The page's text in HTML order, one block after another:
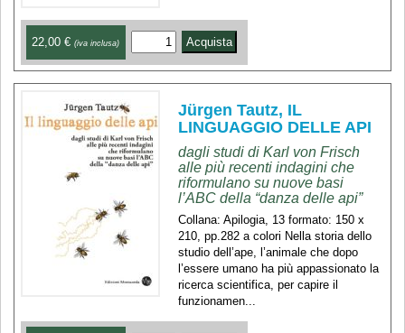
22,00 € (iva inclusa)
Jürgen Tautz, IL
LINGUAGGIO DELLE API
dagli studi di Karl von Frisch
alle più recenti indagini che
riformulano su nuove basi
l’ABC della “danza delle api”
Collana: Apilogia, 13 formato: 150 x
210, pp.282 a colori Nella storia dello
studio dell’ape, l’animale che dopo
l’essere umano ha più appassionato la
ricerca scientifica, per capire il
funzionamen...